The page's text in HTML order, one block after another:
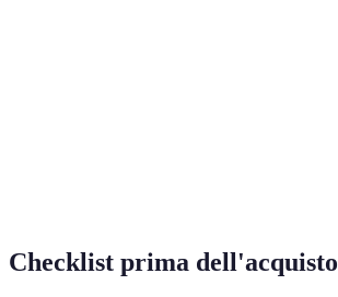
Checklist prima dell'acquisto